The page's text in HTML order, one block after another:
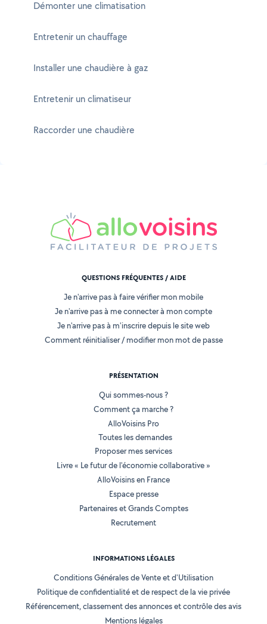
Démonter une climatisation
Entretenir un chauffage
Installer une chaudière à gaz
Entretenir un climatiseur
Raccorder une chaudière
QUESTIONS FRÉQUENTES / AIDE
Je n'arrive pas à faire vérifier mon mobile
Je n'arrive pas à me connecter à mon compte
Je n'arrive pas à m'inscrire depuis le site web
Comment réinitialiser / modifier mon mot de passe
PRÉSENTATION
Qui sommes-nous ?
Comment ça marche ?
AlloVoisins Pro
Toutes les demandes
Proposer mes services
Livre « Le futur de l'économie collaborative »
AlloVoisins en France
Espace presse
Partenaires et Grands Comptes
Recrutement
INFORMATIONS LÉGALES
Conditions Générales de Vente et d'Utilisation
Politique de confidentialité et de respect de la vie privée
Référencement, classement des annonces et contrôle des avis
Mentions légales